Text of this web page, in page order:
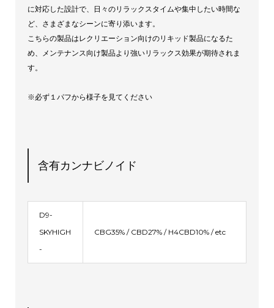
に対応した設計で、日々のリラックスタイムや集中したい時間な
ど、さまざまなシーンに寄り添います。
こちらの製品はレクリエーション向けのリキッド製品になるた
め、メンテナンス向け製品より強いリラックス効果が期待されま
す。
※必ず１パフから様子を見てください
含有カンナビノイド
D9-
SKYHIGH
-
CBG35% / CBD27% / H4CBD10% / etc